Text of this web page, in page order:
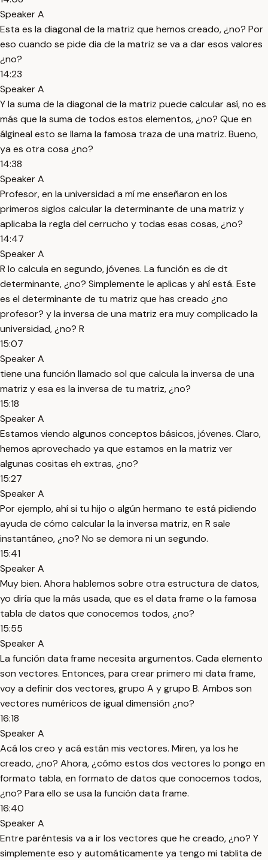
Speaker A
Esta es la diagonal de la matriz que hemos creado, ¿no? Por
eso cuando se pide dia de la matriz se va a dar esos valores
¿no?
14:23
Speaker A
Y la suma de la diagonal de la matriz puede calcular así, no es
más que la suma de todos estos elementos, ¿no? Que en
álgineal esto se llama la famosa traza de una matriz. Bueno,
ya es otra cosa ¿no?
14:38
Speaker A
Profesor, en la universidad a mí me enseñaron en los
primeros siglos calcular la determinante de una matriz y
aplicaba la regla del cerrucho y todas esas cosas, ¿no?
14:47
Speaker A
R lo calcula en segundo, jóvenes. La función es de dt
determinante, ¿no? Simplemente le aplicas y ahí está. Este
es el determinante de tu matriz que has creado ¿no
profesor? y la inversa de una matriz era muy complicado la
universidad, ¿no? R
15:07
Speaker A
tiene una función llamado sol que calcula la inversa de una
matriz y esa es la inversa de tu matriz, ¿no?
15:18
Speaker A
Estamos viendo algunos conceptos básicos, jóvenes. Claro,
hemos aprovechado ya que estamos en la matriz ver
algunas cositas eh extras, ¿no?
15:27
Speaker A
Por ejemplo, ahí si tu hijo o algún hermano te está pidiendo
ayuda de cómo calcular la la inversa matriz, en R sale
instantáneo, ¿no? No se demora ni un segundo.
15:41
Speaker A
Muy bien. Ahora hablemos sobre otra estructura de datos,
yo diría que la más usada, que es el data frame o la famosa
tabla de datos que conocemos todos, ¿no?
15:55
Speaker A
La función data frame necesita argumentos. Cada elemento
son vectores. Entonces, para crear primero mi data frame,
voy a definir dos vectores, grupo A y grupo B. Ambos son
vectores numéricos de igual dimensión ¿no?
16:18
Speaker A
Acá los creo y acá están mis vectores. Miren, ya los he
creado, ¿no? Ahora, ¿cómo estos dos vectores lo pongo en
formato tabla, en formato de datos que conocemos todos,
¿no? Para ello se usa la función data frame.
16:40
Speaker A
Entre paréntesis va a ir los vectores que he creado, ¿no? Y
simplemente eso y automáticamente ya tengo mi tablita de